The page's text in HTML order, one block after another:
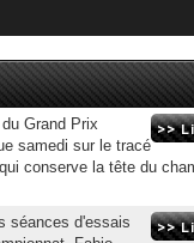
Grand Prix
samedi sur le tracé
conserve la tête du
séances d'essais